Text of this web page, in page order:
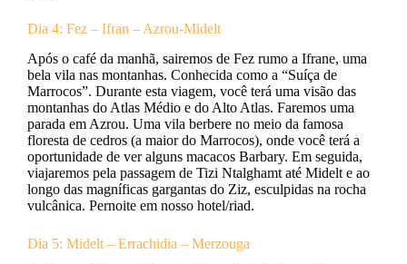
Dia 4: Fez – Ifran – Azrou-Midelt
Após o café da manhã, sairemos de Fez rumo a Ifrane, uma
bela vila nas montanhas. Conhecida como a “Suíça de
Marrocos”. Durante esta viagem, você terá uma visão das
montanhas do Atlas Médio e do Alto Atlas. Faremos uma
parada em Azrou. Uma vila berbere no meio da famosa
floresta de cedros (a maior do Marrocos), onde você terá a
oportunidade de ver alguns macacos Barbary. Em seguida,
viajaremos pela passagem de Tizi Ntalghamt até Midelt e ao
longo das magníficas gargantas do Ziz, esculpidas na rocha
vulcânica. Pernoite em nosso hotel/riad.
Dia 5: Midelt – Errachidia – Merzouga